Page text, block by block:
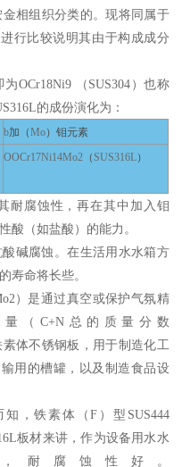
金相组织分类的。现将同属于
进行比较说明其由于构成成分
为OCr18Ni9 （SUS304）也称
的成份演化为：
b加（Mo）钼元素
OOCr17Ni14Mo2 （SUS316L）
耐腐蚀性，再在其中加入钼
酸（如盐酸）的能力。
碱腐蚀。在生活用水水箱方
寿命将长些。
）是通过真空或保护气氛精
（ C+N总的质量分数
体不锈钢板，用于制造化工
用的槽罐，以及制造食品设
知，铁素体（F ）型 SUS444
板材来讲，作为设备用水水
耐腐蚀性好。